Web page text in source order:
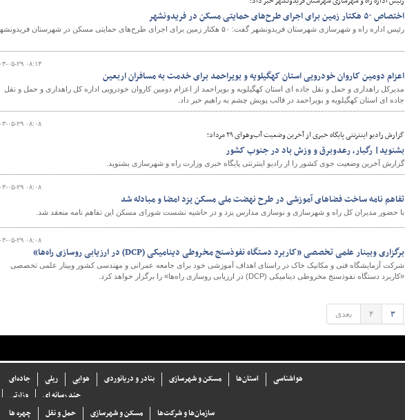
اختصاص ۵۰ هکتار زمین برای اجرای طرح‌های حمایتی مسکن در فریدونشهر
رئیس اداره راه و شهرسازی شهرستان فریدونشهر گفت: ۵۰ هکتار زمین برای اجرای طرح‌های حمایتی مسکن در شهرستان
۱۴۰۳-۰۵-۲۹
اعزام دومین کاروان خودرویی استان کهگیلویه و بویراحمد برای خدمت به مسافران اربعین
مدیرکل راهداری و حمل و نقل جاده ای استان کهگیلویه و بویراحمد از اعزام دومین کاروان خودرویی اداره کل راهداری و حمل و نقل
جاده ای استان کهگیلویه و بویراحمد در قالب پویش چشم به راهیم خبر داد.
۱۴۰۳-۰۵-۲۹
گزارش رادیو اینترنتی پایگاه‌ خبری از آخرین وضعیت آب‌وهوای ۲۹ مرداد؛
بشنوید| رگبار، رعدوبرق و وزش باد در جنوب کشور
گزارش آخرین وضعیت جوی کشور را از رادیو اینترنتی پایگاه خبری وزارت راه و شهرسازی بشنوید.
۱۴۰۳-۰۵-۲۹
تفاهم نامه ساخت فضاهای آموزشی در طرح نهضت ملی مسکن یزد امضا و مبادله شد
با حضور مدیران کل راه و شهرسازی و نوسازی مدارس یزد و در حاشیه نشست شورای مسکن این تفاهم نامه منعقد شد.
۱۴۰۳-۰۵-۲۹
برگزاری وبینار علمی تخصصی «کاربرد دستگاه نفوذسنج مخروطی دینامیکی (DCP) در ارزیابی روسازی راه‌ها»
شرکت آزمایشگاه فنی و مکانیک خاک در راستای اهداف آموزشی خود برای جامعه عمرانی و مهندسی کشور وبینار علمی تخصصی
«کاربرد دستگاه نفوذسنج مخروطی دینامیکی (DCP) در ارزیابی روسازی راه‌ها» را برگزار خواهد کرد.
۳ ۴ بعدی
جاده‌ای ریلی هوایی بنادر و دریانوردی مسکن و شهرسازی استان‌ها
هواشناسی
وزارتی
چند رسانه ای
چهره ها حمل و نقل مسکن و شهرسازی سازما‌ن‌ها و شركت‌ها